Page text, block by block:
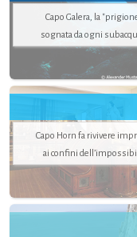
Capo Galera, la
sognata da ogni
Capo Horn fa rivivere
ai confini